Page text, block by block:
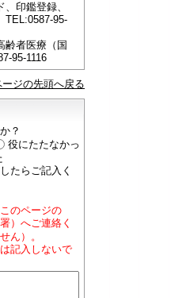
印鑑登録、
95-
齢者医療（国
95-1116
ージの先頭へ戻る
？
役にたたなかっ
たらご記入く
のページの
）へご連絡く
ん）。
記入しないで